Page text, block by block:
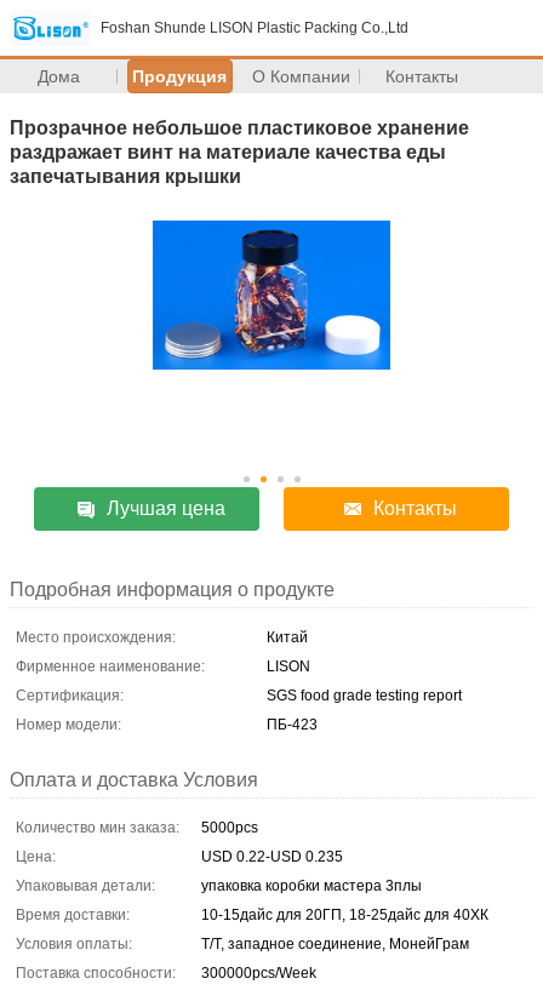
Foshan Shunde LISON Plastic Packing Co.,Ltd
Дома Продукция О Компании Контакты
Прозрачное небольшое пластиковое хранение
раздражает винт на материале качества еды
запечатывания крышки
Лучшая цена Контакты
Подробная информация о продукте
Место происхождения:
Китай
Фирменное наименование:
LISON
Сертификация:
SGS food grade testing report
Номер модели:
ПБ-423
Оплата и доставка Условия
Количество мин заказа:
5000pcs
Цена:
USD 0.22-USD 0.235
Упаковывая детали:
упаковка коробки мастера 3плы
Время доставки:
10-15дайс для 20ГП, 18-25дайс для 40ХК
Условия оплаты:
Т/Т, западное соединение, МонейГрам
Поставка способности:
300000pcs/Week